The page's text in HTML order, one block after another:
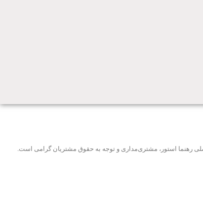
رهنما استور، مشتری‌مداری و توجه به حقوق مشتریان گرامی است.